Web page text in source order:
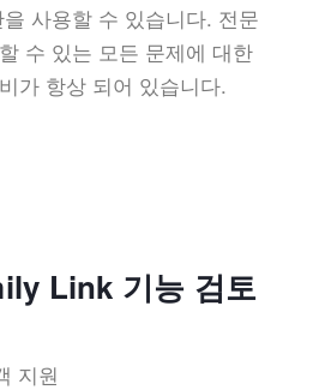
사용할 수 있습니다. 전문
수 있는 모든 문제에 대한
가 항상 되어 있습니다.
Link 기능 검토
지원